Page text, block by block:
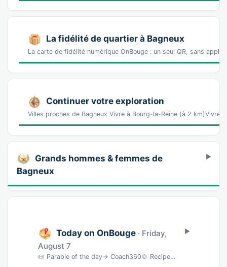
La fidélité de quartier à Bagneux
La carte de fidélité numérique OnBouge : un seul QR, sans appli
Continuer votre exploration
Villes proches de Bagneux Vivre à Bourg-la-Reine (à 2 km)Vivre
Grands hommes & femmes de
Bagneux
Today on OnBouge · Friday,
August 7
📜 Parable of the day→ Coach360🍲 Recipe of the day→ BNC🎵 Song of the day→ musique🎨 Wate…